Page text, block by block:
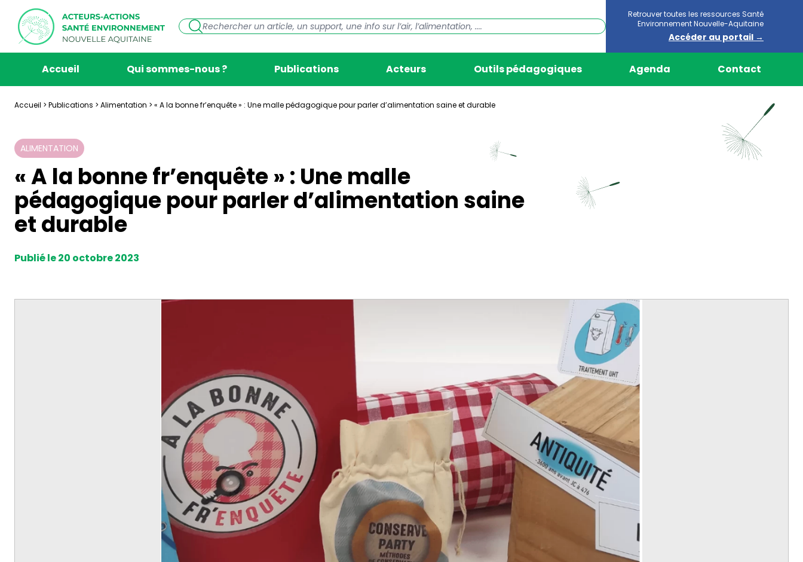
Retrouver toutes les ressources Santé
Environnement Nouvelle-Aquitaine
Accéder au portail →
Accueil Qui sommes-nous ? Publications Acteurs Outils pédagogiques Agenda Contact
Accueil > Publications > Alimentation > « A la bonne fr’enquête » : Une malle pédagogique pour parler d’alimentation saine et durable
ALIMENTATION
« A la bonne fr’enquête » : Une malle
pédagogique pour parler d’alimentation saine
et durable
Publié le 20 octobre 2023